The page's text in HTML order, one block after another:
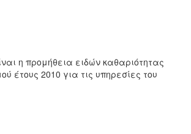
η προμήθεια ειδών καθαριότητας
έτους 2010 για τις υπηρεσίες του